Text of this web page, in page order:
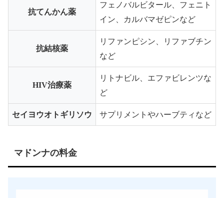
抗てんかん薬
フェノバルビタール、フェニト
イン、カルバマゼピンなど
抗結核薬
リファンピシン、リファブチン
など
HIV治療薬
リトナビル、エファビレンツな
ど
セイヨウオトギリソウ サプリメントやハーブティなど
マドンナの料金